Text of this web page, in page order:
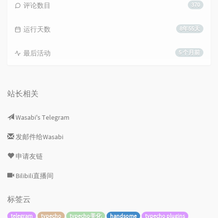
370
评论数目
8年55天
运行天数
5 个月前
最后活动
站长相关
Wasabi's Telegram
发邮件给Wasabi
申请友链
Bilibili直播间
标签云
telegram typecho typecho美化 handsome typecho plugins